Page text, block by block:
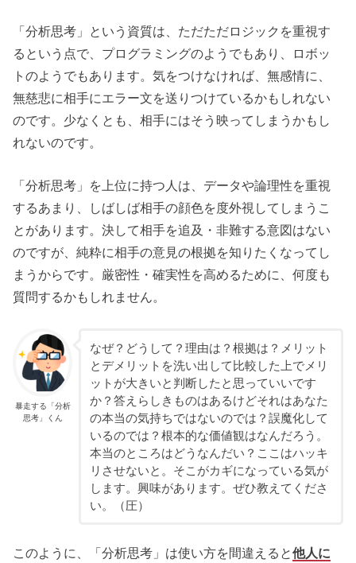
「分析思考」という資質は、ただただロジックを重視す
るという点で、プログラミングのようでもあり、ロボッ
トのようでもあります。気をつけなければ、無感情に、
無慈悲に相手にエラー文を送りつけているかもしれない
のです。少なくとも、相手にはそう映ってしまうかもし
れないのです。
「分析思考」を上位に持つ人は、データや論理性を重視
するあまり、しばしば相手の顔色を度外視してしまうこ
とがあります。決して相手を追及・非難する意図はない
のですが、純粋に相手の意見の根拠を知りたくなってし
まうからです。厳密性・確実性を高めるために、何度も
質問するかもしれません。
暴走する「分析
思考」くん
なぜ？どうして？理由は？根拠は？メリット
とデメリットを洗い出して比較した上でメリ
ットが大きいと判断したと思っていいです
か？答えらしきものはあるけどそれはあなた
の本当の気持ちではないのでは？誤魔化して
いるのでは？根本的な価値観はなんだろう。
本当のところはどうなんだい？ここはハッキ
リさせないと。そこがカギになっている気が
します。興味があります。ぜひ教えてくださ
い。（圧）
このように、「分析思考」は使い方を間違えると他人に